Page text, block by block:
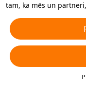
tam, ka mēs un
reklāmas nolūkos. Jūs
sīkfailus vai izvēlēties,
atspējot, noklikšķinot
laikā privātuma
Sīkfailu un līdzīgu